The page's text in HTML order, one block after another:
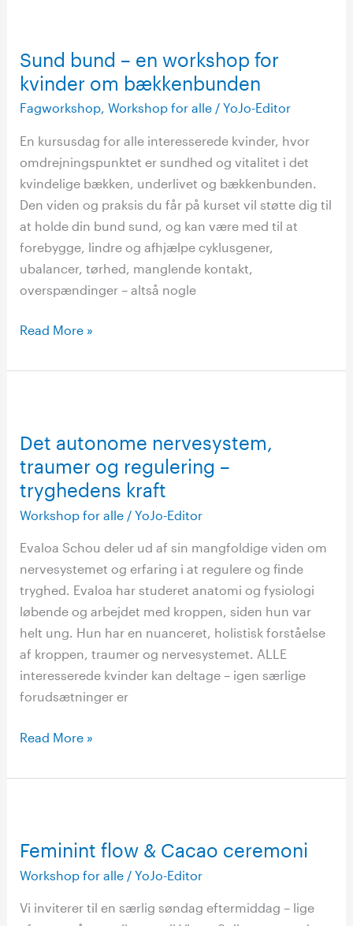
Sund bund – en workshop for
kvinder om bækkenbunden
Fagworkshop,Workshop for alle /YoJo-Editor
En kursusdag for alle interesserede kvinder, hvor
omdrejningspunktet er sundhed og vitalitet i det
kvindelige bækken, underlivet og bækkenbunden.
Den viden og praksis du får på kurset vil støtte dig til
at holde din bund sund, og kan være med til at
forebygge, lindre og afhjælpe cyklusgener,
ubalancer, tørhed, manglende kontakt,
overspændinger – altså nogle
–
en
workshop
kvinder
om
bækkenbunden
Read More »
Det autonome nervesystem,
traumer og regulering –
tryghedens kraft
Workshop for alle /YoJo-Editor
Evaloa Schou deler ud af sin mangfoldige viden om
nervesystemet og erfaring i at regulere og finde
tryghed. Evaloa har studeret anatomi og fysiologi
løbende og arbejdet med kroppen, siden hun var
helt ung. Hun har en nuanceret, holistisk forståelse
af kroppen, traumer og nervesystemet. ALLE
interesserede kvinder kan deltage – igen særlige
forudsætninger er
nervesystem,
traumer
og
tryghedens
kraft
Read More »
Feminint flow & Cacao ceremoni
Workshop for alle /YoJo-Editor
Vi inviterer til en særlig søndag eftermiddag – lige
&
Cacao